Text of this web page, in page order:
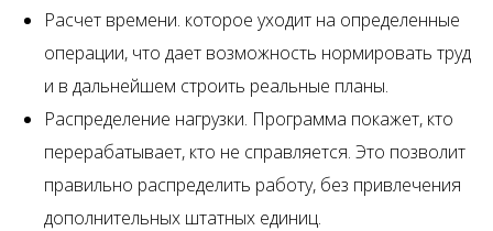
Расчет времени. которое уходит на определенные
операции, что дает возможность нормировать труд
и в дальнейшем строить реальные планы.
Распределение нагрузки. Программа покажет, кто
перерабатывает, кто не справляется. Это позволит
правильно распределить работу, без привлечения
дополнительных штатных единиц.